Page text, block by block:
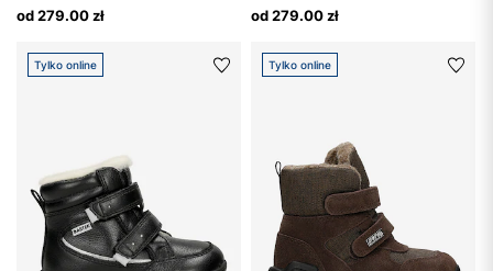
od 279.00 zł
od 279.00 zł
Tylko online Tylko online